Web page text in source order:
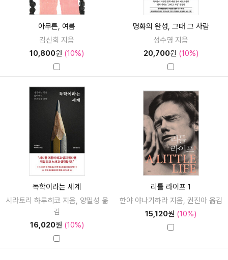
아무튼, 여름
김신회 지음
10,800원 (10%)
명화의 완성, 그때 그 사람
성수영 지음
20,700원 (10%)
독학이라는 세계
시라토리 하루히코 지음, 양필성 옮
김
16,020원 (10%)
리틀 라이프 1
한야 야나기하라 지음, 권진아 옮김
15,120원 (10%)